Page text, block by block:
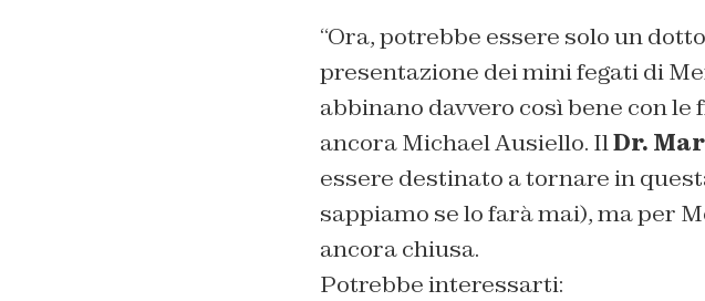
“Ora, potrebbe essere solo un
presentazione dei mini fegati di
abbinano davvero così bene con
ancora Michael Ausiello. IlDr.
essere destinato a tornare in
sappiamo se lo farà mai), ma per
ancora chiusa.
Potrebbe interessarti: